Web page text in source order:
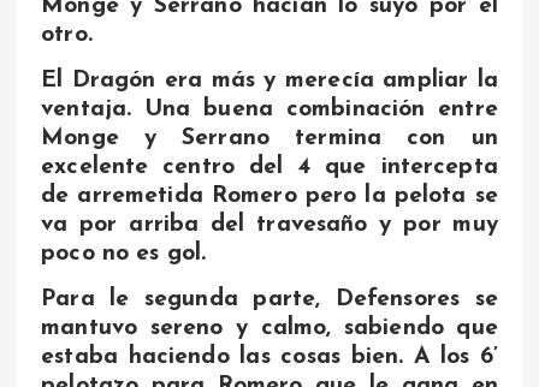
Monge y Serrano hacían lo suyo por el
otro.
El Dragón era más y merecía ampliar la
ventaja. Una buena combinación entre
Monge y Serrano termina con un
excelente centro del 4 que intercepta
de arremetida Romero pero la pelota se
va por arriba del travesaño y por muy
poco no es gol.
Para le segunda parte, Defensores se
mantuvo sereno y calmo, sabiendo que
estaba haciendo las cosas bien. A los 6’